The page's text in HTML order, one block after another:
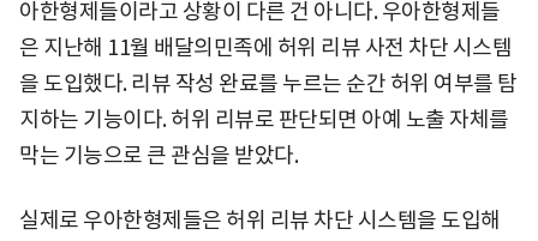
아한형제들이라고 상황이 다른 건 아니다. 우아한형제들
은 지난해 11월 배달의민족에 허위 리뷰 사전 차단 시스템
을 도입했다. 리뷰 작성 완료를 누르는 순간 허위 여부를 탐
지하는 기능이다. 허위 리뷰로 판단되면 아예 노출 자체를
막는 기능으로 큰 관심을 받았다.
실제로 우아한형제들은 허위 리뷰 차단 시스템을 도입해